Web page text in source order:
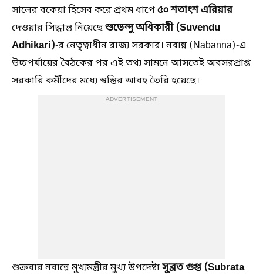
সালের বকেয়া হিসেব করে প্রথম ধাপে৫০ শতাংশ এরিয়ার
দেওয়ার সিদ্ধান্ত নিয়েছেশুভেন্দু অধিকারী (Suvendu
Adhikari)-র নেতৃত্বাধীন রাজ্য সরকার। নবান্ন (Nabanna)-এ
উচ্চপর্যায়ের বৈঠকের পর এই তথ্য সামনে আসতেই অবসরপ্রাপ্ত
সরকারি কর্মীদের মধ্যে স্বস্তির আবহ তৈরি হয়েছে।
ADVERTISEMENT
শুক্রবার নবান্নে মুখ্যমন্ত্রীর মুখ্য উপদেষ্টাসুব্রত গুপ্ত (Subrata